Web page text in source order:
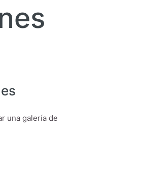
una galería de